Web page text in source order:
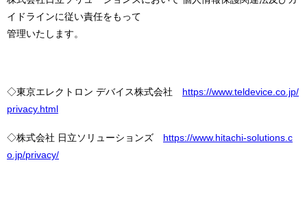
イドラインに従い責任をもって
管理いたします。
◇東京エレクトロン デバイス株式会社 https://www.teldevice.co.jp/
privacy.html
◇株式会社 日立ソリューションズ https://www.hitachi-solutions.c
o.jp/privacy/